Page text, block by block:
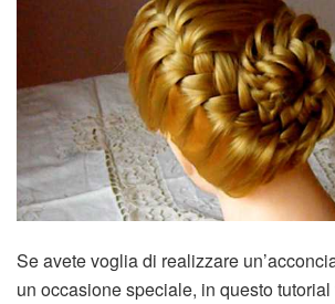
Se avete voglia di realizzare
un occasione speciale, in questo